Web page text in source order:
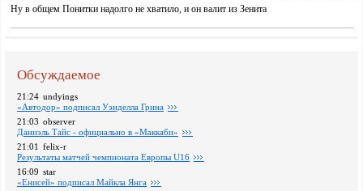
Ну в общем Понитки надолго не хватило, и он валит из Зенита
Обсуждаемое
21:24 undyings
«Автодор» подписал Уэнделла Грина
21:03 observer
Даниэль Тайс - официально в «Маккаби»
21:01 felix-r
Pезультаты матчей чемпионата Европы U16
16:09 star
«Енисей» подписал Майкла Янга